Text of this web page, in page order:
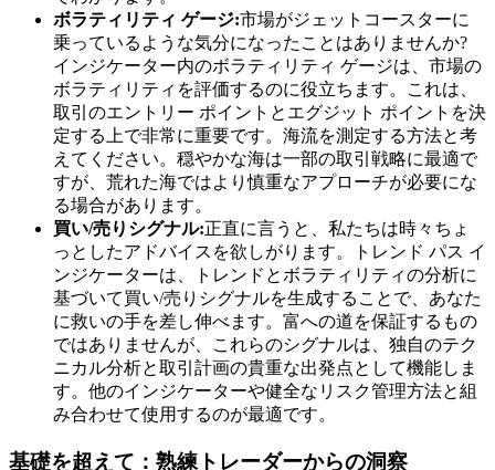
ボラティリティ ゲージ:市場がジェットコースターに
乗っているような気分になったことはありませんか?
インジケーター内のボラティリティ ゲージは、市場の
ボラティリティを評価するのに役立ちます。これは、
取引のエントリー ポイントとエグジット ポイントを決
定する上で非常に重要です。海流を測定する方法と考
えてください。穏やかな海は一部の取引戦略に最適で
すが、荒れた海ではより慎重なアプローチが必要にな
る場合があります。
買い/売りシグナル:正直に言うと、私たちは時々ちょ
っとしたアドバイスを欲しがります。トレンド パス イ
ンジケーターは、トレンドとボラティリティの分析に
基づいて買い/売りシグナルを生成することで、あなた
に救いの手を差し伸べます。富への道を保証するもの
ではありませんが、これらのシグナルは、独自のテク
ニカル分析と取引計画の貴重な出発点として機能しま
す。他のインジケーターや健全なリスク管理方法と組
み合わせて使用​​するのが最適です。
基礎を超えて：熟練トレーダーからの洞察